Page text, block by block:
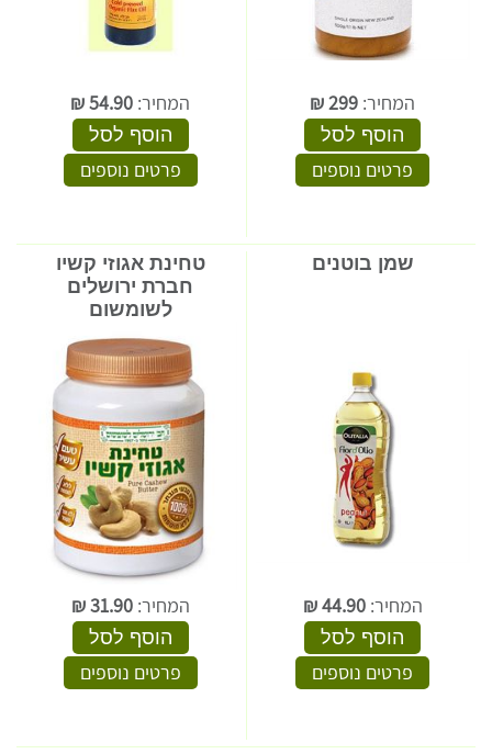
המחיר: 299
₪
הוסף לסל
פרטים נוספים
המחיר: 54.90
₪
הוסף לסל
פרטים נוספים
שמן בוטנים
המחיר:44.90
₪
הוסף לסל
פרטים נוספים
טחינת אגוזי קשיו
חברת ירושלים
לשומשום
המחיר:31.90
₪
הוסף לסל
פרטים נוספים